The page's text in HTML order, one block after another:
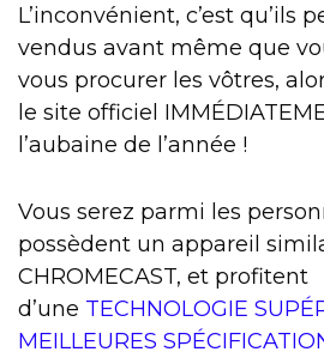
L’inconvénient, c’est qu’ils
vendus avant même que
vous procurer les vôtres,
le site officiel
l’aubaine de l’année !
Vous serez parmi les
possèdent un appareil
CHROMECAST, et profitent
d’une TECHNOLOGIE
MEILLEURES